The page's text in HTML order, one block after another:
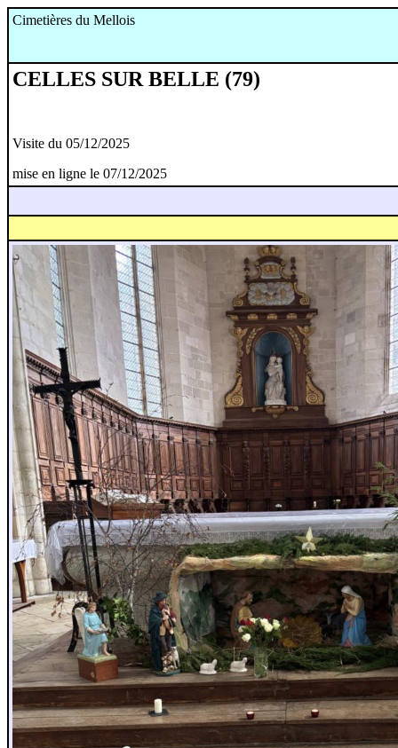
Cimetières du Mellois
CELLES SUR BELLE (79)
Visite du 05/12/2025
mise en ligne le 07/12/2025